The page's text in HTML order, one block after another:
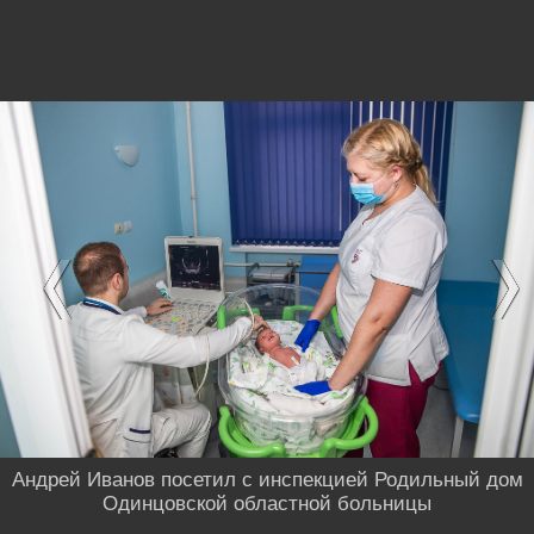
Андрей Иванов посетил с инспекцией Родильный дом
Одинцовской областной больницы